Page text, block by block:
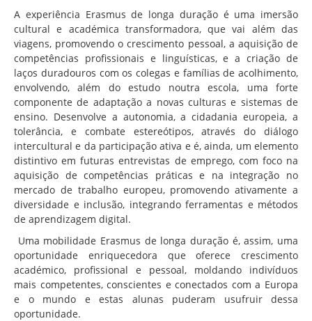
A experiência Erasmus de longa duração é uma imersão
cultural e académica transformadora, que vai além das
viagens, promovendo o crescimento pessoal, a aquisição de
competências profissionais e linguísticas, e a criação de
laços duradouros com os colegas e famílias de acolhimento,
envolvendo, além do estudo noutra escola, uma forte
componente de adaptação a novas culturas e sistemas de
ensino. Desenvolve a autonomia, a cidadania europeia, a
tolerância, e combate estereótipos, através do diálogo
intercultural e da participação ativa e é, ainda, um elemento
distintivo em futuras entrevistas de emprego, com foco na
aquisição de competências práticas e na integração no
mercado de trabalho europeu, promovendo ativamente a
diversidade e inclusão, integrando ferramentas e métodos
de aprendizagem digital.
Uma mobilidade Erasmus de longa duração é, assim, uma
oportunidade enriquecedora que oferece crescimento
académico, profissional e pessoal, moldando indivíduos
mais competentes, conscientes e conectados com a Europa
e o mundo e estas alunas puderam usufruir dessa
oportunidade.